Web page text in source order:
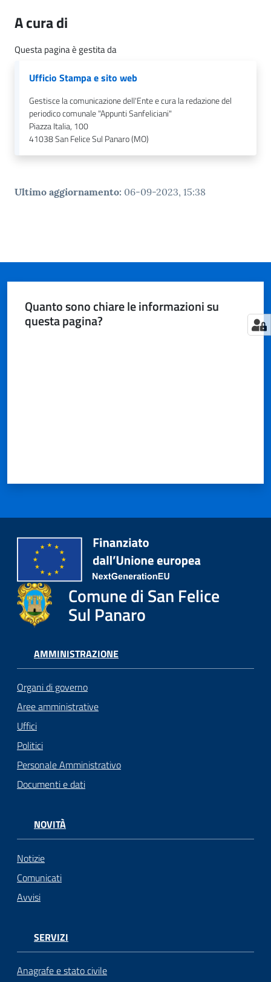
o
n
Sportello
telematico
A cura di
Questa pagina è gestita da
Ufficio Stampa e sito web
Gestisce la comunicazione dell'Ente e cura la redazione del
periodico comunale "Appunti Sanfeliciani"
Piazza Italia, 100
41038San Felice Sul Panaro (MO)
Ultimo aggiornamento: 06-09-2023, 15:38
Quanto sono chiare le informazioni su
questa pagina?
Comune di San Felice
Sul Panaro
AMMINISTRAZIONE
Organi di governo
Aree amministrative
Uffici
Politici
Personale Amministrativo
Documenti e dati
NOVITÀ
Notizie
Comunicati
Avvisi
SERVIZI
Anagrafe e stato civile